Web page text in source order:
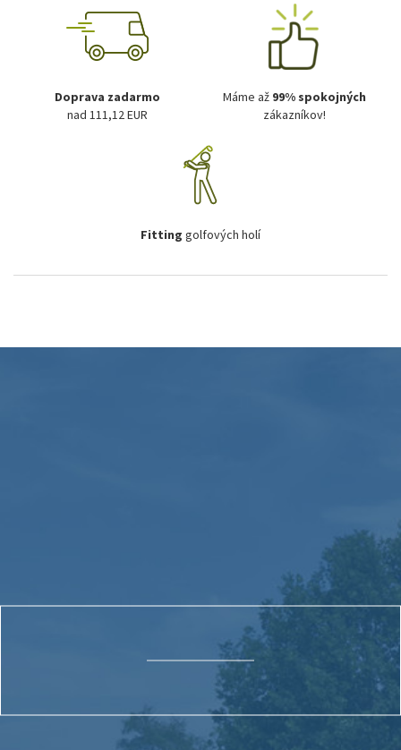
Doprava zadarmo
nad 111,12 EUR
Máme až 99% spokojných
zákazníkov!
Fitting golfových holí